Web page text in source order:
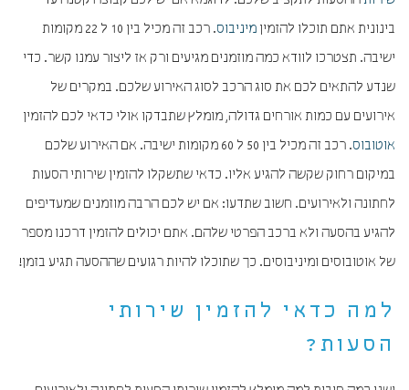
בינונית אתם תוכלו להזמין מיניבוס
. רכב זה מכיל בין 10 ל 22 מקומות
ישיבה. תצטרכו לוודא כמה מוזמנים מגיעים ורק אז ליצור עמנו קשר. כדי
שנדע להתאים לכם את סוג הרכב לסוג האירוע שלכם. במקרים של
אירועים עם כמות אורחים גדולה, מומלץ שתבדקו אולי כדאי לכם להזמין
אוטובוס
. רכב זה מכיל בין 50 ל 60 מקומות ישיבה. אם האירוע שלכם
במיקום רחוק שקשה להגיע אליו. כדאי שתשקלו להזמין שירותי הסעות
לחתונה ולאירועים. חשוב שתדעו: אם יש לכם הרבה מוזמנים שמעדיפים
להגיע בהסעה ולא ברכב הפרטי שלהם. אתם יכולים להזמין דרכנו מספר
של אוטובוסים ומיניבוסים. כך שתוכלו להיות רגועים שההסעה תגיע בזמן!
למה כדאי להזמין שירותי
הסעות?